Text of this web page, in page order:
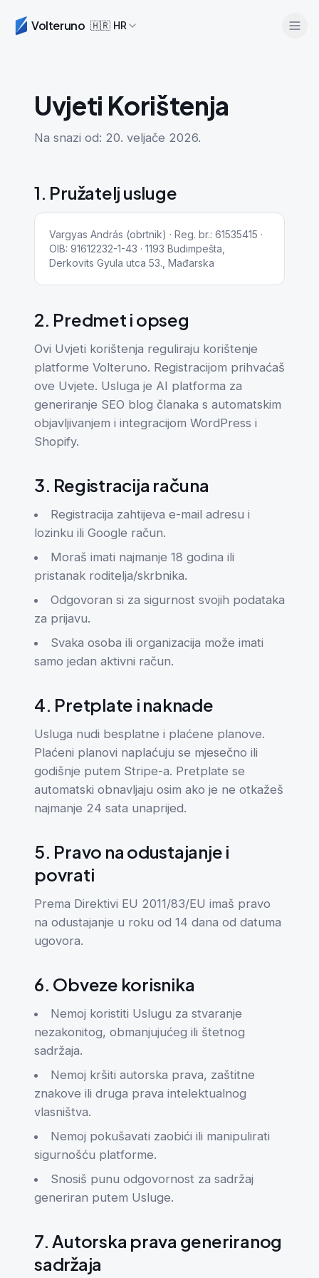
Volteruno 🇭🇷 HR
Prijava
Uvjeti Korištenja
Na snazi od: 20. veljače 2026.
1. Pružatelj usluge
Vargyas András (obrtnik) · Reg. br.: 61535415 ·
OIB: 91612232-1-43 · 1193 Budimpešta,
Derkovits Gyula utca 53., Mađarska
2. Predmet i opseg
Ovi Uvjeti korištenja reguliraju korištenje
platforme Volteruno. Registracijom prihvaćaš
ove Uvjete. Usluga je AI platforma za
generiranje SEO blog članaka s automatskim
objavljivanjem i integracijom WordPress i
Shopify.
3. Registracija računa
Registracija zahtijeva e-mail adresu i
lozinku ili Google račun.
Moraš imati najmanje 18 godina ili
pristanak roditelja/skrbnika.
Odgovoran si za sigurnost svojih podataka
za prijavu.
Svaka osoba ili organizacija može imati
samo jedan aktivni račun.
4. Pretplate i naknade
Usluga nudi besplatne i plaćene planove.
Plaćeni planovi naplaćuju se mjesečno ili
godišnje putem Stripe-a. Pretplate se
automatski obnavljaju osim ako je ne otkažeš
najmanje 24 sata unaprijed.
5. Pravo na odustajanje i
povrati
Prema Direktivi EU 2011/83/EU imaš pravo
na odustajanje u roku od 14 dana od datuma
ugovora.
6. Obveze korisnika
Nemoj koristiti Uslugu za stvaranje
nezakonitog, obmanjujućeg ili štetnog
sadržaja.
Nemoj kršiti autorska prava, zaštitne
znakove ili druga prava intelektualnog
vlasništva.
Nemoj pokušavati zaobići ili manipulirati
sigurnošću platforme.
Snosiš punu odgovornost za sadržaj
generiran putem Usluge.
7. Autorska prava generiranog
sadržaja